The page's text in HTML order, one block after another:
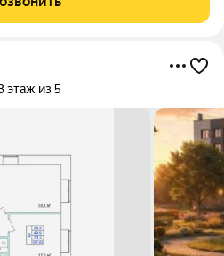
этаж из 5